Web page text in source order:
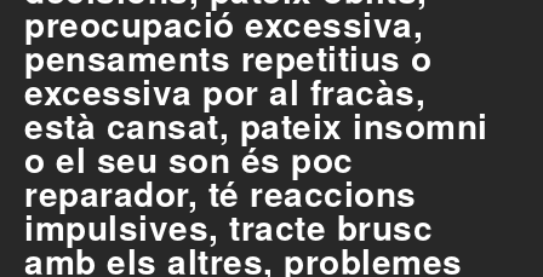
preocupació excessiva,
pensaments repetitius o
excessiva por al fracàs,
està cansat, pateix insomni
o el seu son és poc
reparador, té reaccions
impulsives, tracte brusc
amb els altres, problemes